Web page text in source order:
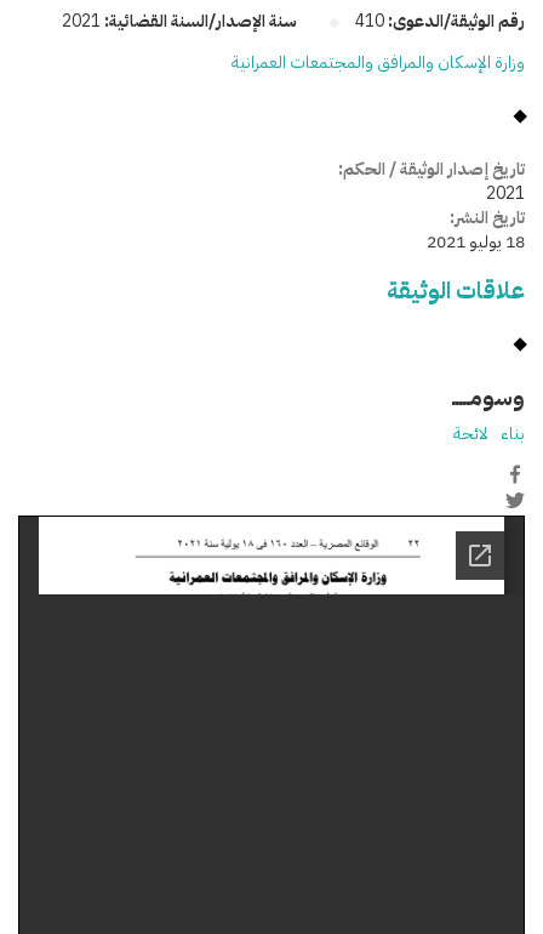
رقم الوثيقة/الدعوى:410 سنة الإصدار/السنة القضائية: 2021
وزارة الإسكان والمرافق والمجتمعات العمرانية
تاريخ إصدار الوثيقة / الحكم:
2021
تاريخ النشر:
18 يوليو 2021
علاقات الوثيقة
وسومـــــ
بناء لائحة